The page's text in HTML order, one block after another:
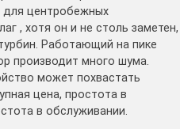
для центробежных
, хотя он и не столь заметен,
Работающий на пике
производит много шума.
может похвастать
цена, простота в
в обслуживании.